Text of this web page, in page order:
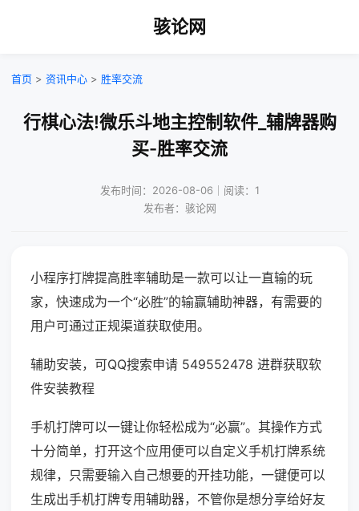
骇论网
首页 > 资讯中心 > 胜率交流
行棋心法!微乐斗地主控制软件_辅牌器购
买-胜率交流
发布时间：2026-08-06｜阅读：1
发布者：骇论网
小程序打牌提高胜率辅助是一款可以让一直输的玩
家，快速成为一个“必胜”的输赢辅助神器，有需要的
用户可通过正规渠道获取使用。
辅助安装，可QQ搜索申请 549552478 进群获取软
件安装教程
手机打牌可以一键让你轻松成为“必赢”。其操作方式
十分简单，打开这个应用便可以自定义手机打牌系统
规律，只需要输入自己想要的开挂功能，一键便可以
生成出手机打牌专用辅助器，不管你是想分享给好友